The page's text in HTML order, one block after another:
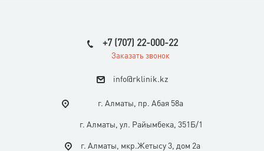
+7 (707) 22-000-22
Заказать звонок
info@rklinik.kz
г. Алматы, пр. Абая 58а
г. Алматы, ул. Райымбека, 351Б/1
г. Алматы, мкр.Жетысу 3, дом 2а